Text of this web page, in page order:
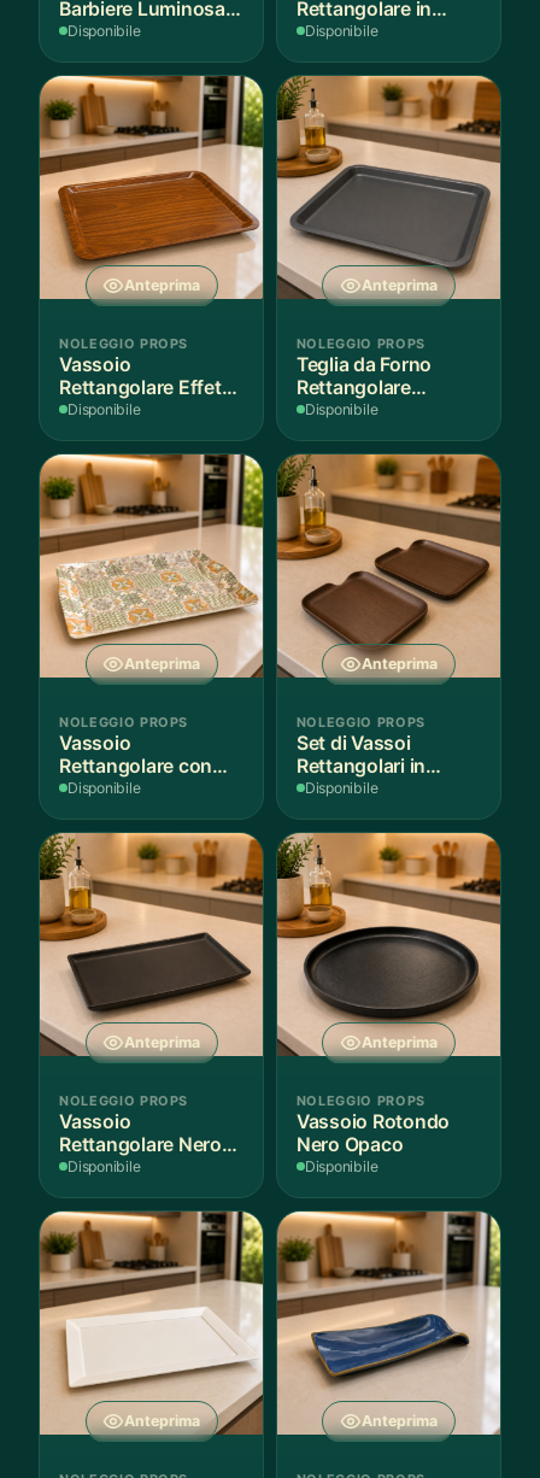
Barbiere Luminosa
Rotante
Disponibile
Rettangolare in
Legno Scuro
Disponibile
Anteprima
NOLEGGIO PROPS
Vassoio
Rettangolare Effetto
Legno
Disponibile
Anteprima
NOLEGGIO PROPS
Teglia da Forno
Rettangolare
Antiaderente
Disponibile
Anteprima
NOLEGGIO PROPS
Vassoio
Rettangolare con
Fantasia
Disponibile
Anteprima
NOLEGGIO PROPS
Set di Vassoi
Rettangolari in
Finitura Legno
Disponibile
Anteprima
NOLEGGIO PROPS
Vassoio
Rettangolare Nero
Opaco
Disponibile
Anteprima
NOLEGGIO PROPS
Vassoio Rotondo
Nero Opaco
Disponibile
Anteprima Anteprima